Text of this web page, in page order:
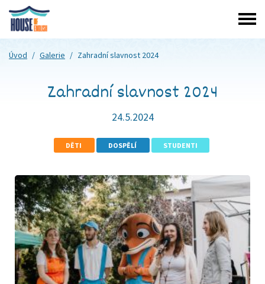
Úvod / Galerie / Zahradní slavnost 2024
Zahradní slavnost 2024
24.5.2024
DĚTI DOSPĚLÍ STUDENTI